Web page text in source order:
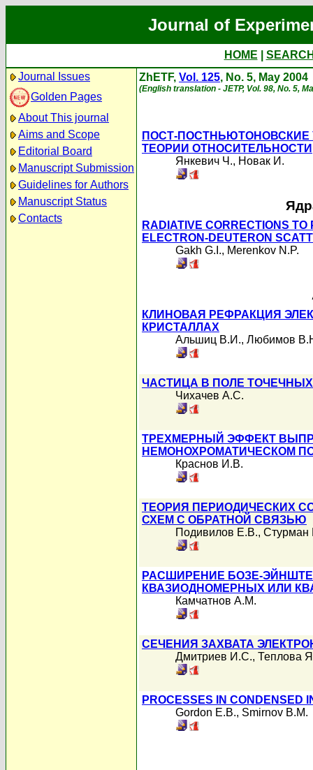
Journal of
HOME
Journal Issues
Golden Pages
About This journal
Aims and Scope
Editorial Board
Manuscript Submission
Guidelines for Authors
Manuscript Status
Contacts
ZhETF, Vol. 125, No. 5, May 2004
(English translation - JETP, Vol. 98, No. 5,
ПОСТ-
ТЕОРИИ ОТНОСИТЕЛЬНОСТИ
Янкевич Ч., Новак И.
RADIATIVE CORRECTIONS
ELECTRON-DEUTERON
Gakh G.I., Merenkov N.P.
КЛИНОВАЯ РЕФРАКЦИЯ
КРИСТАЛЛАХ
Альшиц В.И., Любимов
ЧАСТИЦА В ПОЛЕ
Чихачев А.С.
ТРЕХМЕРНЫЙ ЭФФЕКТ
НЕМОНОХРОМАТИЧЕСКОМ
Краснов И.В.
ТЕОРИЯ ПЕРИОДИЧЕСКИХ
СХЕМ С ОБРАТНОЙ СВЯЗЬЮ
Подивилов Е.В., Стурман
РАСШИРЕНИЕ БОЗЕ-
КВАЗИОДНОМЕРНЫХ ИЛИ
Камчатнов А.М.
СЕЧЕНИЯ ЗАХВАТА
Дмитриев И.С., Теплова
PROCESSES IN CONDENSED
Gordon E.B., Smirnov B.M.